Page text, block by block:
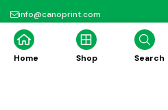
Home Shop Search
info@canoprint.com
@ig.canoprinting@canodigitalprinting